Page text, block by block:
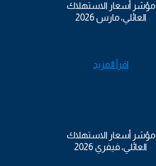
مؤشر أسعار الاستهلاك
العائلي، مارس 2026
اقرأ المزيد
مؤشر أسعار الاستهلاك
العائلي، فيفري 2026